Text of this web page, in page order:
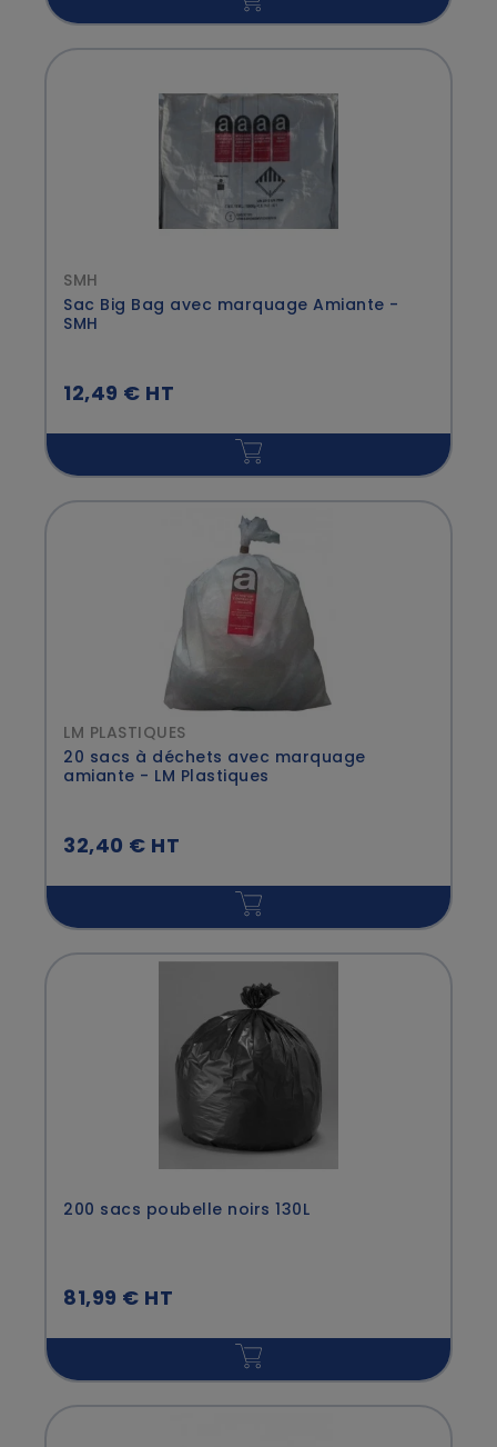
SMH
Sac Big Bag avec marquage Amiante -
SMH
12,49 € HT
LM PLASTIQUES
20 sacs à déchets avec marquage
amiante - LM Plastiques
32,40 € HT
200 sacs poubelle noirs 130L
81,99 € HT